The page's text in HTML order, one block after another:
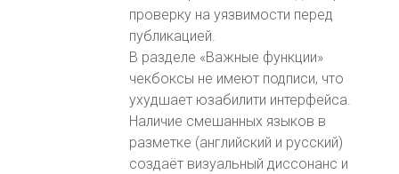
проверку на уязвимости перед
публикацией.
В разделе «Важные функции»
чекбоксы не имеют подписи, что
ухудшает юзабилити интерфейса.
Наличие смешанных языков в
разметке (английский и русский)
создаёт визуальный диссонанс и